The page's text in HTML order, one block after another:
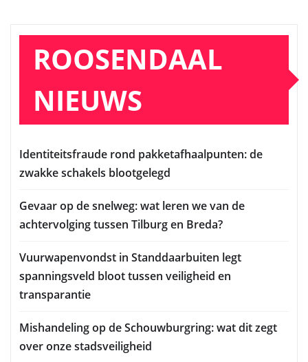
ROOSENDAAL
NIEUWS
Identiteitsfraude rond pakketafhaalpunten: de
zwakke schakels blootgelegd
Gevaar op de snelweg: wat leren we van de
achtervolging tussen Tilburg en Breda?
Vuurwapenvondst in Standdaarbuiten legt
spanningsveld bloot tussen veiligheid en
transparantie
Mishandeling op de Schouwburgring: wat dit zegt
over onze stadsveiligheid